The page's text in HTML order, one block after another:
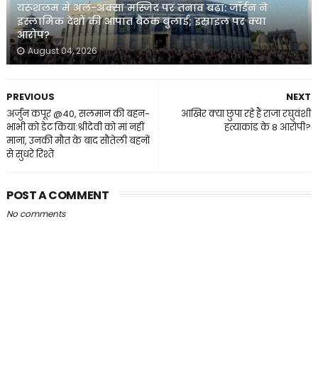
यरूशलम में अल-अक्सा मस्जिद पर तनाव बढ़ा: जॉर्डन ने
इस्लामिक देशों की आपात बैठक बुलाई; इस्राइल पर क्या
आरोप?
August 04, 2026
NEXT
आखिर क्या छुपा रहे हैं राजा रघुवंशी
हत्याकांड के 8 आरोपी?
PREVIOUS
अर्जुन कपूर @40, सलमान की बहन-
भाभी को डेट किया:श्रीदेवी को मां नहीं
माना, उनकी मौत के बाद सौतेली बहनों
से सुधरे रिश्ते
POST A COMMENT
No comments